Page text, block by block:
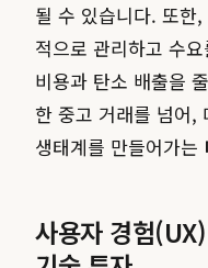
될 수 있습니다. 또한
적으로 관리하고 수
비용과 탄소 배출을
한 중고 거래를 넘어,
생태계를 만들어가는
사용자 경험